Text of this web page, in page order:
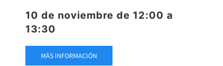
10 de noviembre de 12:00 a
13:30
MÁS INFORMACIÓN